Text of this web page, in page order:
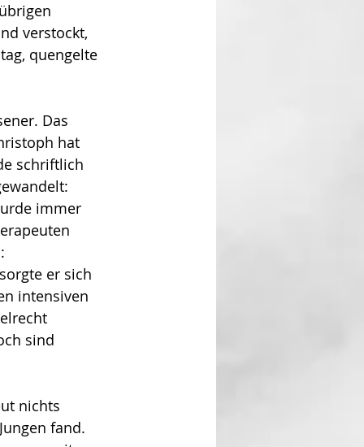
verstockt,
quengelte
Das
hat
schriftlich
immer
er sich
in­tensiven
sind
nichts
fand.